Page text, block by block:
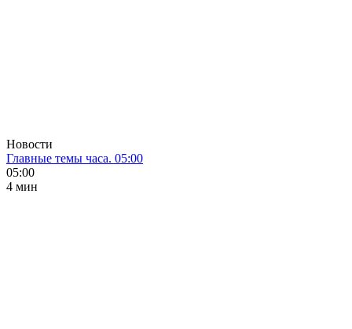
Новости
Главные темы часа. 05:00
05:00
4 мин